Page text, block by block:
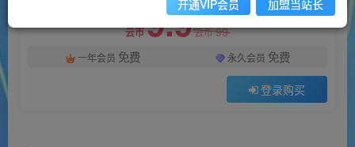
云币9.9云币99
一年会员 免费 永久会员 免费
登录购买
开通VIP会员 加盟当站长